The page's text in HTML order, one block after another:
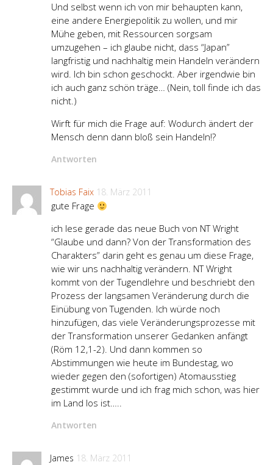
Und selbst wenn ich von mir behaupten kann,
eine andere Energiepolitik zu wollen, und mir
Mühe geben, mit Ressourcen sorgsam
umzugehen – ich glaube nicht, dass “Japan”
langfristig und nachhaltig mein Handeln verändern
wird. Ich bin schon geschockt. Aber irgendwie bin
ich auch ganz schön träge… (Nein, toll finde ich das
nicht.)
Wirft für mich die Frage auf: Wodurch ändert der
Mensch denn dann bloß sein Handeln!?
Antworten
Tobias Faix 18. März 2011
gute Frage
ich lese gerade das neue Buch von NT Wright
“Glaube und dann? Von der Transformation des
Charakters” darin geht es genau um diese Frage,
wie wir uns nachhaltig verändern. NT Wright
kommt von der Tugendlehre und beschriebt den
Prozess der langsamen Veränderung durch die
Einübung von Tugenden. Ich würde noch
hinzufügen, das viele Veränderungsprozesse mit
der Transformation unserer Gedanken anfängt
(Röm 12,1-2). Und dann kommen so
Abstimmungen wie heute im Bundestag, wo
wieder gegen den (sofortigen) Atomausstieg
gestimmt wurde und ich frag mich schon, was hier
im Land los ist…..
Antworten
James 18. März 2011